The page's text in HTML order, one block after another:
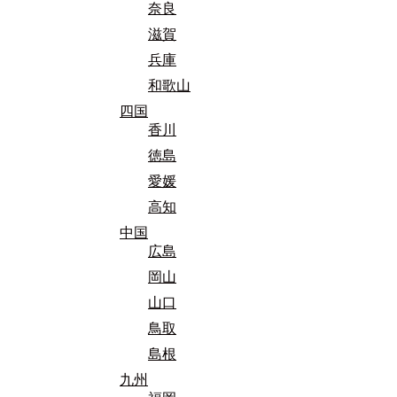
奈良
滋賀
兵庫
和歌山
四国
香川
徳島
愛媛
高知
中国
広島
岡山
山口
鳥取
島根
九州